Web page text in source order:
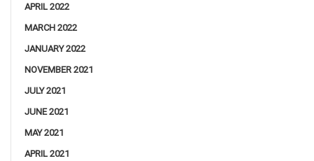
APRIL 2022
MARCH 2022
JANUARY 2022
NOVEMBER 2021
JULY 2021
JUNE 2021
MAY 2021
APRIL 2021